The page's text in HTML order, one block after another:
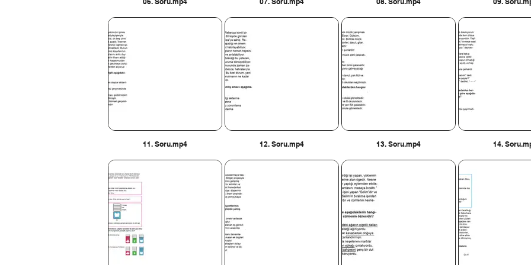
11. Soru.mp4 12. Soru.mp4 13. Soru.mp4 14.